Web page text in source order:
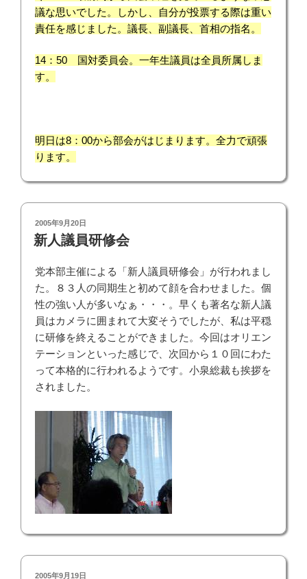
議な思いでした。しかし、自分が投票する際は重い
責任を感じました。 議長、副議長、首相の指名。
14：50 国対委員会。一年生議員は全員所属しま
す。
明日は8：00から部会がはじまります。全力で頑張
ります。
投
稿
日:
2005年9月20日
新人議員研修会
党本部主催による「新人議員研修会」が行われまし
た。８３人の同期生と初めて顔を合わせました。個
性の強い人が多いなぁ・・・。早くも著名な新人議
員はカメラに囲まれて大変そうでしたが、私は平穏
に研修を終えることができました。今回はオリエン
テーションといった感じで、次回から１０回にわた
って本格的に行われるようです。小泉総裁も挨拶を
されました。
投
2005年9月19日